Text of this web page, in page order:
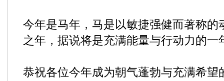
今年是马年，马是以敏捷强健而著称的
之年，据说将是充满能量与行动力的一
恭祝各位今年成为朝气蓬勃与充满希望